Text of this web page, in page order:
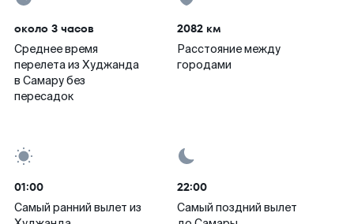
около 3 часов
Среднее время
перелета из Худжанда
в Самару без
пересадок
2082 км
Расстояние между
городами
01:00
Самый ранний вылет из
22:00
Самый поздний вылет